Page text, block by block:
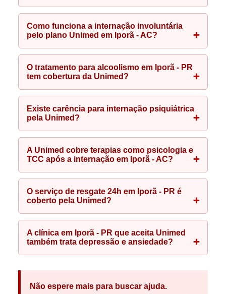
Como funciona a internação involuntária
pelo plano Unimed em Iporã - AC?
O tratamento para alcoolismo em Iporã - PR
tem cobertura da Unimed?
Existe carência para internação psiquiátrica
pela Unimed?
A Unimed cobre terapias como psicologia e
TCC após a internação em Iporã - AC?
O serviço de resgate 24h em Iporã - PR é
coberto pela Unimed?
A clínica em Iporã - PR que aceita Unimed
também trata depressão e ansiedade?
Não espere mais para buscar ajuda.